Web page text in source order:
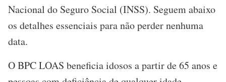
Nacional do Seguro Social (INSS). Seguem abaixo
os detalhes essenciais para não perder nenhuma
data.
O BPC LOAS beneficia idosos a partir de 65 anos e